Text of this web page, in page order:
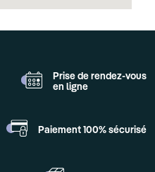
Prise de rendez-vous
en ligne
Paiement 100% sécurisé